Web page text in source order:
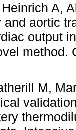
A,
and aortic
output
method.
M,